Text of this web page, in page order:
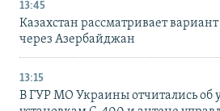
13:45
Казахстан рассматривает
через Азербайджан
13:15
В ГУР МО Украины отчитались об